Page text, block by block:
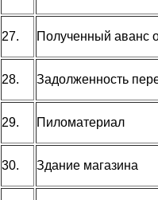
27. Полученный аванс
28. Задолженность
29. Пиломатериал
30. Здание магазина